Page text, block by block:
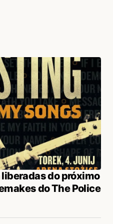
do próximo
do The Police